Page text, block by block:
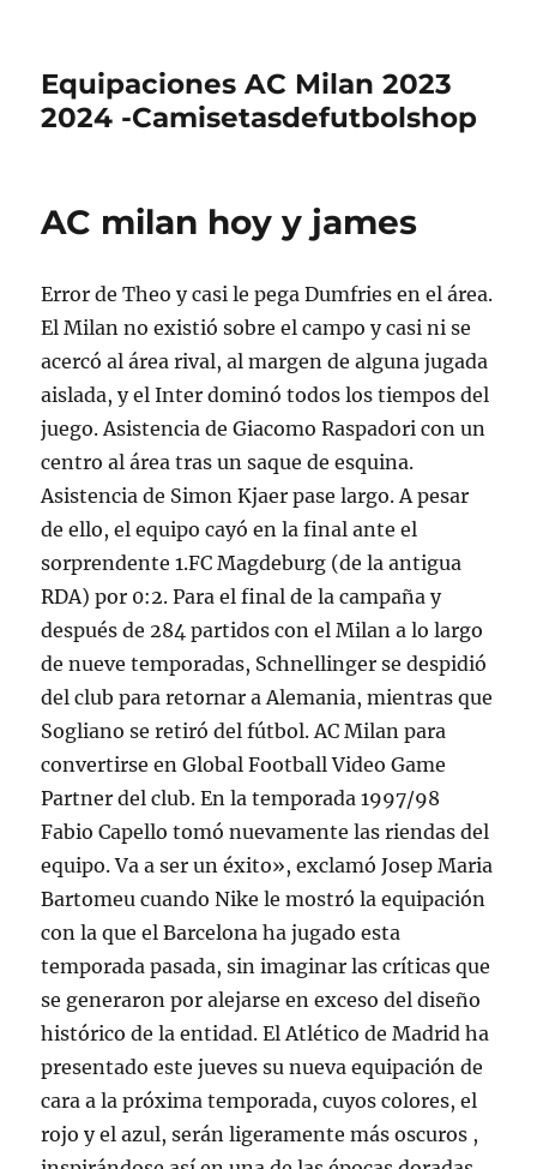
Equipaciones AC Milan 2023
2024 -Camisetasdefutbolshop
AC milan hoy y james
Error de Theo y casi le pega Dumfries en el área.
El Milan no existió sobre el campo y casi ni se
acercó al área rival, al margen de alguna jugada
aislada, y el Inter dominó todos los tiempos del
juego. Asistencia de Giacomo Raspadori con un
centro al área tras un saque de esquina.
Asistencia de Simon Kjaer pase largo. A pesar
de ello, el equipo cayó en la final ante el
sorprendente 1.FC Magdeburg (de la antigua
RDA) por 0:2. Para el final de la campaña y
después de 284 partidos con el Milan a lo largo
de nueve temporadas, Schnellinger se despidió
del club para retornar a Alemania, mientras que
Sogliano se retiró del fútbol. AC Milan para
convertirse en Global Football Video Game
Partner del club. En la temporada 1997/98
Fabio Capello tomó nuevamente las riendas del
equipo. Va a ser un éxito», exclamó Josep Maria
Bartomeu cuando Nike le mostró la equipación
con la que el Barcelona ha jugado esta
temporada pasada, sin imaginar las críticas que
se generaron por alejarse en exceso del diseño
histórico de la entidad. El Atlético de Madrid ha
presentado este jueves su nueva equipación de
cara a la próxima temporada, cuyos colores, el
rojo y el azul, serán ligeramente más oscuros ,